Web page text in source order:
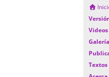
Textos